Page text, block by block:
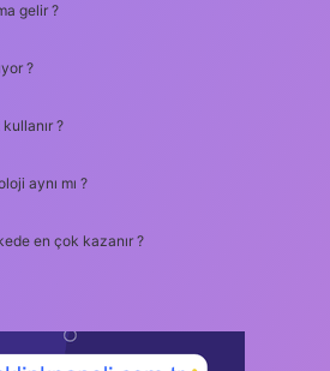
gelir ?
?
?
aynı mı ?
en çok kazanır ?